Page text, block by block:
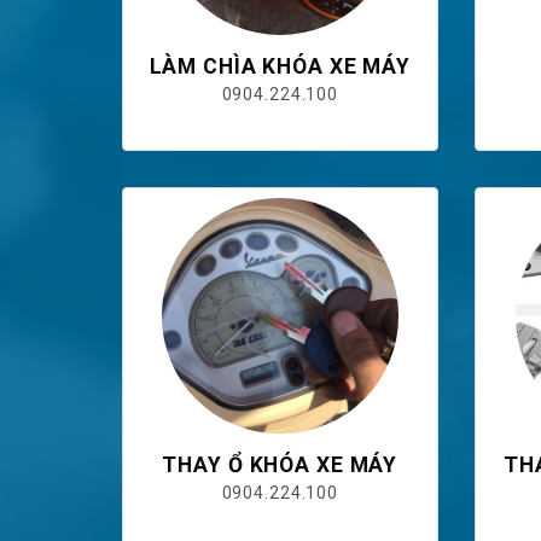
LÀM CHÌA KHÓA XE MÁY
0904.224.100
THAY Ổ KHÓA XE MÁY
0904.224.100